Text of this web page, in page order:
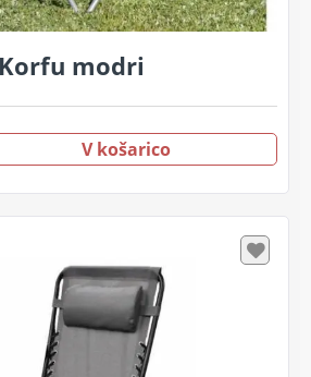
modri
V košarico